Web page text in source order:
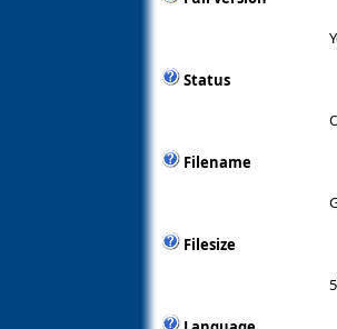
Status
Filename
Filesize